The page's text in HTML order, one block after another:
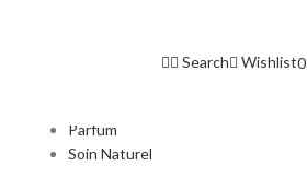
Search Wishlist0
Complement alimentaire
Parfum
Soin Naturel